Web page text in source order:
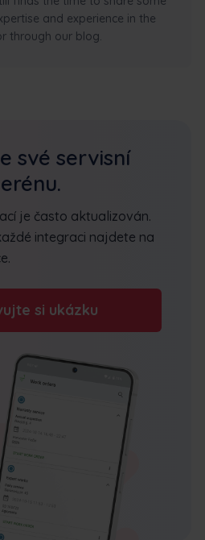
and experience in the
through our blog.
své servisní
je často aktualizován.
integraci najdete na
si ukázku